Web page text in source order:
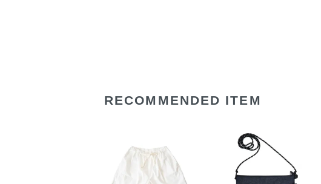
RECOMMENDED ITEM